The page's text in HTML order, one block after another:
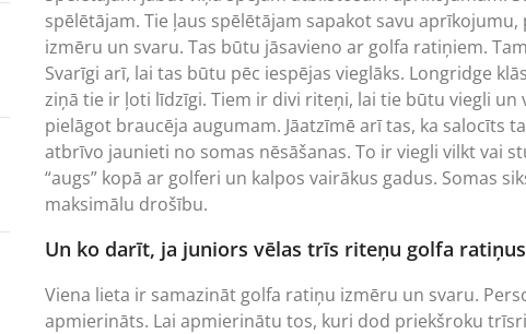
spēlētājam. Tie ļaus spēlētājam sapakot savu
izmēru un svaru. Tas būtu jāsavieno ar golfa ratiņiem.
Svarīgi arī, lai tas būtu pēc iespējas vieglāks. Longridge
ziņā tie ir ļoti līdzīgi. Tiem ir divi riteņi, lai tie būtu viegli
pielāgot braucēja augumam. Jāatzīmē arī tas, ka salocīts
atbrīvo jaunieti no somas nēsāšanas. To ir viegli vilkt vai
“augs” kopā ar golferi un kalpos vairākus gadus. Somas
maksimālu drošību.
Un ko darīt, ja juniors vēlas trīs riteņu golfa
Viena lieta ir samazināt golfa ratiņu izmēru un svaru.
apmierināts. Lai apmierinātu tos, kuri dod priekšroku